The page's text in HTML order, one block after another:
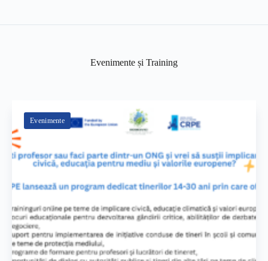
Evenimente și Training
Evenimente